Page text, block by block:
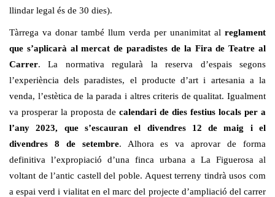
llindar legal és de 30 dies).
Tàrrega va donar també llum verda per unanimitat al reglament
que s’aplicarà al mercat de paradistes de la Fira de Teatre al
Carrer. La normativa regularà la reserva d’espais segons
l’experiència dels paradistes, el producte d’art i artesania a la
venda, l’estètica de la parada i altres criteris de qualitat. Igualment
va prosperar la proposta de calendari de dies festius locals per a
l’any 2023, que s’escauran el divendres 12 de maig i el
divendres 8 de setembre. Alhora es va aprovar de forma
definitiva l’expropiació d’una finca urbana a La Figuerosa al
voltant de l’antic castell del poble. Aquest terreny tindrà usos com
a espai verd i vialitat en el marc del projecte d’ampliació del carrer